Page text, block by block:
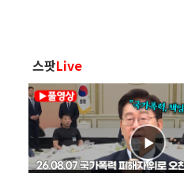
스팟Live